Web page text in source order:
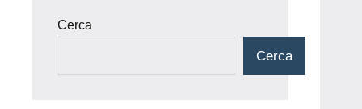
Cerca
Cerca